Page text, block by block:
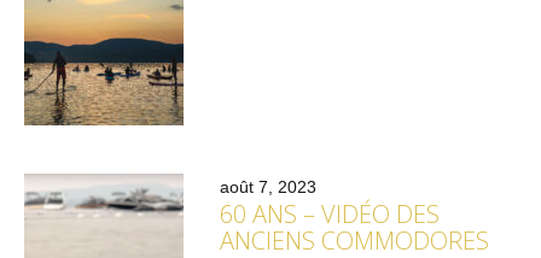
août 7, 2023
60 ANS – VIDÉO DES
ANCIENS COMMODORES